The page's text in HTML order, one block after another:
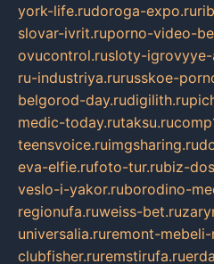
york-life.rudoroga-expo.ru
slovar-ivrit.ruporno-video-
ovucontrol.rusloty-
ru-industriya.rurusskoe-
belgorod-day.rudigilith.ru
medic-today.rutaksu.ru
teensvoice.ruimgsharing.ru
eva-elfie.rufoto-tur.rubiz-
veslo-i-yakor.ruborodino-
regionufa.ruweiss-bet.ru
universalia.ruremont-
clubfisher.ruremstirufa.ru